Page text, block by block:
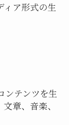
ア形式の生
ンテンツを生
章、音楽、